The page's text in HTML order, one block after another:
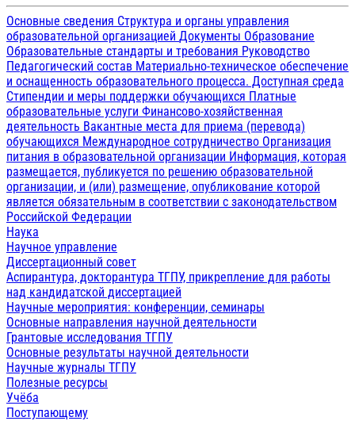
Основные сведения Структура и органы управления
образовательной организацией Документы Образование
Образовательные стандарты и требования Руководство
Педагогический состав Материально-техническое обеспечение
и оснащенность образовательного процесса. Доступная среда
Стипендии и меры поддержки обучающихся Платные
образовательные услуги Финансово-хозяйственная
деятельность Вакантные места для приема (перевода)
обучающихся Международное сотрудничество Организация
питания в образовательной организации Информация, которая
размещается, публикуется по решению образовательной
организации, и (или) размещение, опубликование которой
является обязательным в соответствии с законодательством
Российской Федерации
Наука
Научное управление
Диссертационный совет
Аспирантура, докторантура ТГПУ, прикрепление для работы
над кандидатской диссертацией
Научные мероприятия: конференции, семинары
Основные направления научной деятельности
Грантовые исследования ТГПУ
Основные результаты научной деятельности
Научные журналы ТГПУ
Полезные ресурсы
Учёба
Поступающему